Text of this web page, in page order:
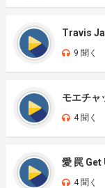
Travis
9 聞く
4 聞く
愛 罠 Get
4 聞く